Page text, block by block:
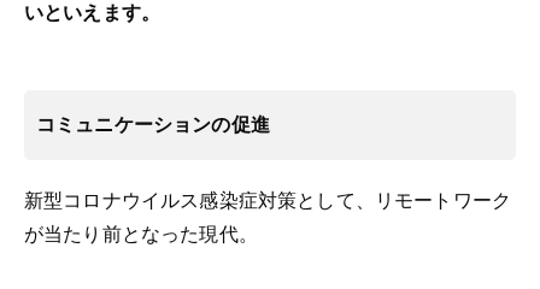
いといえます。
コミュニケーションの促進
新型コロナウイルス感染症対策として、リモートワーク
が当たり前となった現代。